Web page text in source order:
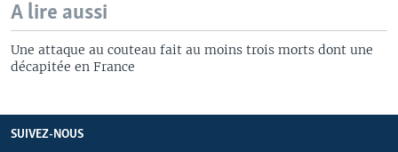
A lire aussi
Une attaque au couteau fait au moins trois morts dont une
décapitée en France
SUIVEZ-NOUS